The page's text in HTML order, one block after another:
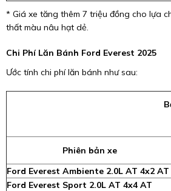
* Giá xe tăng thêm 7 triệu đồng cho lựa
thất màu nâu hạt dẻ.
Chi Phí Lăn Bánh Ford Everest 2025
Ước tính chi phí lăn bánh như sau:
Phiên bản xe
Ford Everest Ambiente 2.0L AT 4x2 AT
Ford Everest Sport 2.0L AT 4x4 AT